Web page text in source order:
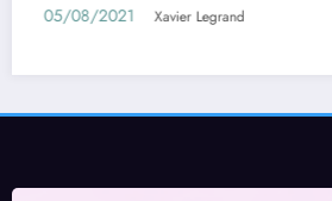
01/08/2021 Xavier Legrand